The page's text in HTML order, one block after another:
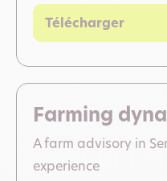
Télécharger
Farming
A farm advisory in
experience